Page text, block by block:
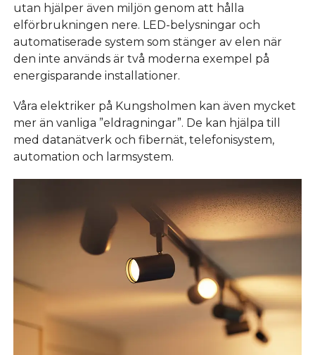
utan hjälper även miljön genom att hålla
elförbrukningen nere. LED-belysningar och
automatiserade system som stänger av elen när
den inte används är två moderna exempel på
energisparande installationer.
Våra elektriker på Kungsholmen kan även mycket
mer än vanliga ”eldragningar”. De kan hjälpa till
med datanätverk och fibernät, telefonisystem,
automation och larmsystem.